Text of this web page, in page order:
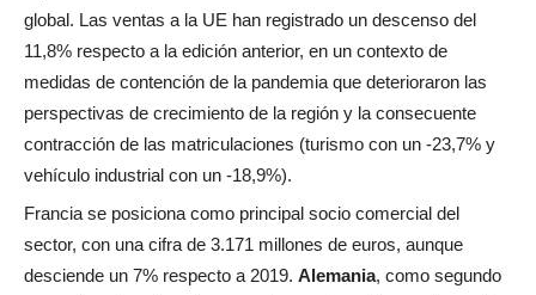
global. Las ventas a la UE han registrado un descenso del
11,8% respecto a la edición anterior, en un contexto de
medidas de contención de la pandemia que deterioraron las
perspectivas de crecimiento de la región y la consecuente
contracción de las matriculaciones (turismo con un -23,7% y
vehículo industrial con un -18,9%).
Francia se posiciona como principal socio comercial del
sector, con una cifra de 3.171 millones de euros, aunque
desciende un 7% respecto a 2019. Alemania, como segundo